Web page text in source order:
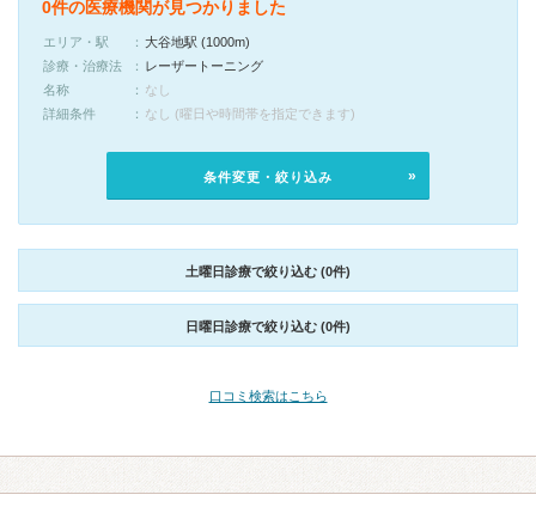
0件の医療機関が見つかりました
エリア・駅
大谷地駅 (1000m)
診療・治療法
レーザートーニング
名称
なし
詳細条件
なし (曜日や時間帯を指定できます)
条件変更・絞り込み
土曜日診療で絞り込む (0件)
日曜日診療で絞り込む (0件)
口コミ検索はこちら